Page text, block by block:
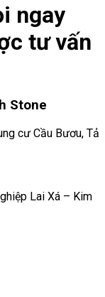
ngay
tư vấn
Stone
cư Cầu Bươu, Tả
Lai Xá – Kim